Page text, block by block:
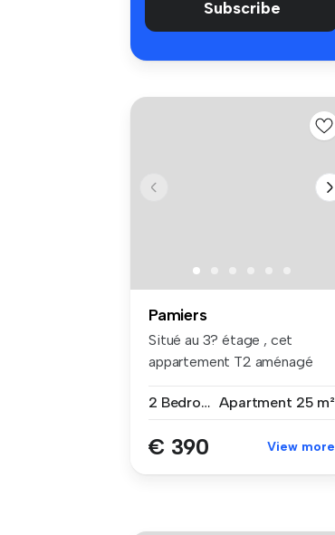
Subscribe
Pamiers
Situé au 3? étage , cet
appartement T2 aménagé
2 Bedrooms Apartment 25 m²
€ 390 View more